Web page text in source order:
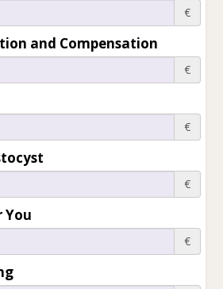
€
and Compensation
€
€
€
€